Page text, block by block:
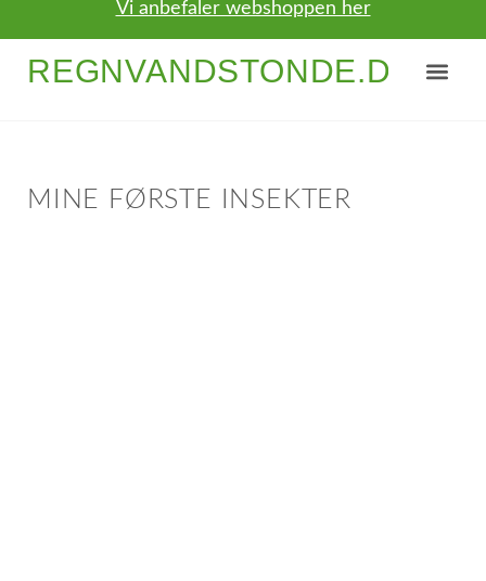
Vi anbefaler webshoppen her
REGNVANDSTONDE.DK
MINE FØRSTE INSEKTER